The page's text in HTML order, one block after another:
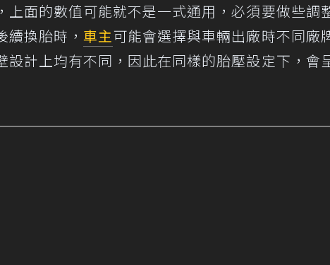
上面的數值可能就不是一式通用，必須要做些調
換胎時， 車主可能會選擇與車輛出廠時不同廠
設計上均有不同，因此在同樣的胎壓設定下，會